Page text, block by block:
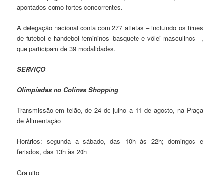
apontados como fortes concorrentes.
A delegação nacional conta com 277 atletas – incluindo os times
de futebol e handebol femininos; basquete e vôlei masculinos –,
que participam de 39 modalidades.
SERVIÇO
Olimpíadas no Colinas Shopping
Transmissão em telão, de 24 de julho a 11 de agosto, na Praça
de Alimentação
Horários: segunda a sábado, das 10h às 22h; domingos e
feriados, das 13h às 20h
Gratuito